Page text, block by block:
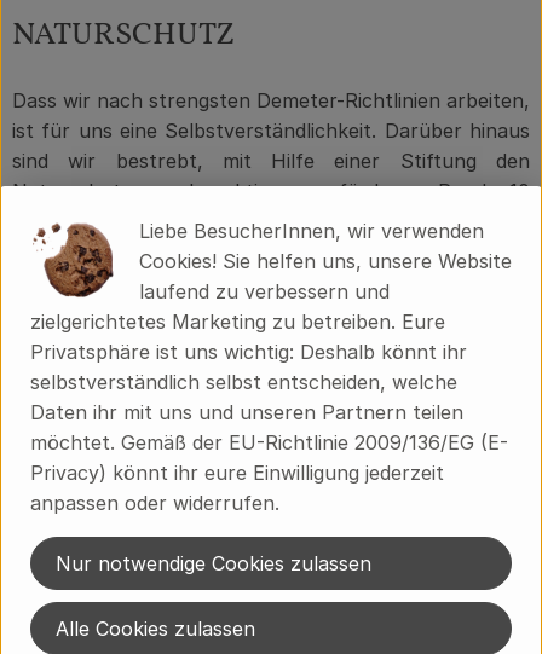
NATURSCHUTZ
Dass wir nach strengsten Demeter-Richtlinien arbeiten,
ist für uns eine Selbstverständlichkeit. Darüber hinaus
sind wir bestrebt, mit Hilfe einer Stiftung den
Naturschutz auch aktiv zu fördern. Rund 10
verschiedene Naturschutzprojekte fließen in unsere
tägliche Arbeit ein und erfordern sowohl gute Planung
als auch Konsequenz bei der Einhaltung. Das Ziel ist die
Vereinbarung landwirtschaftlicher Arbeit mit den
Besonderheiten unserer einzigartigen Natur.
Liebe BesucherInnen, wir verwenden
Cookies! Sie helfen uns, unsere Website
laufend zu verbessern und
zielgerichtetes Marketing zu betreiben. Eure
Privatsphäre ist uns wichtig: Deshalb könnt ihr
selbstverständlich selbst entscheiden, welche
Daten ihr mit uns und unseren Partnern teilen
möchtet. Gemäß der EU-Richtlinie 2009/136/EG (E-
Privacy) könnt ihr eure Einwilligung jederzeit
anpassen oder widerrufen.
Nur notwendige Cookies zulassen
Alle Cookies zulassen